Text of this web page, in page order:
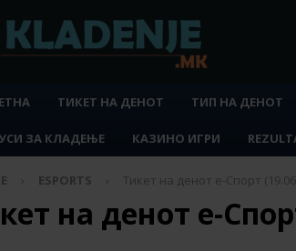
ТИКЕТ НА ДЕНОТ ТИП НА ДЕНОТ
ЗА КЛАДЕЊЕ КАЗИНО ИГРИ
ESPORTS Тикет на денот е-Спорт
на денот е-